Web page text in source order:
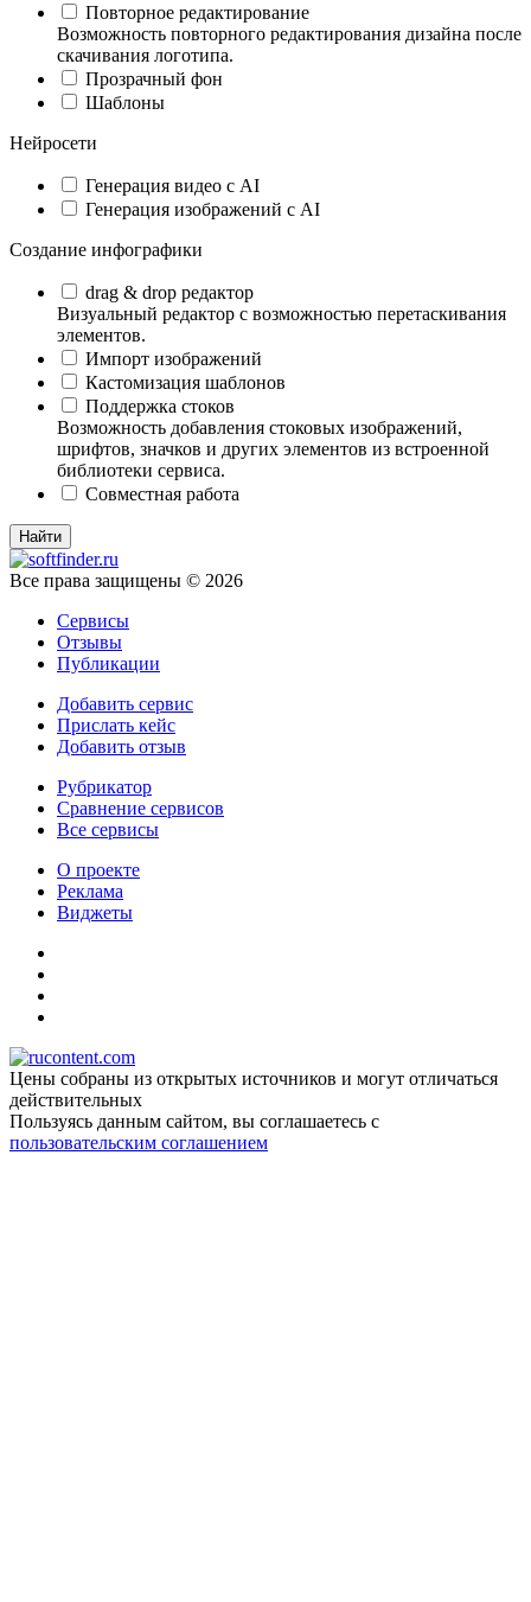
Повторное редактирование
Возможность повторного редактирования дизайна после
скачивания логотипа.
Прозрачный фон
Шаблоны
Нейросети
Генерация видео с AI
Генерация изображений с AI
Создание инфографики
drag & drop редактор
Визуальный редактор с возможностью перетаскивания
элементов.
Импорт изображений
Кастомизация шаблонов
Поддержка стоков
Возможность добавления стоковых изображений,
шрифтов, значков и других элементов из встроенной
библиотеки сервиса.
Совместная работа
Все права защищены © 2026
Сервисы
Отзывы
Публикации
Добавить сервис
Прислать кейс
Добавить отзыв
Рубрикатор
Сравнение сервисов
Все сервисы
О проекте
Реклама
Виджеты
Цены собраны из открытых источников и могут отличаться
действительных
Пользуясь данным сайтом, вы соглашаетесь c
пользовательским соглашением